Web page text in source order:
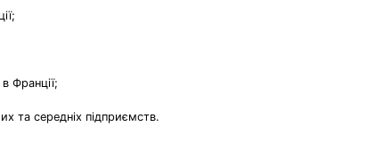
Франції;
та середніх підприємств.